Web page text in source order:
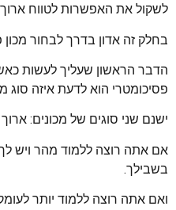
לשקול את האפשרות לטווח
בחלק זה אדון בדרך לבחור מכון
הדבר הראשון שעליך לעשות
פסיכומטרי הוא לדעת איזה סוג
ישנם שני סוגים של מכונים:
אם אתה רוצה ללמוד מהר ויש
בשבילך.
ואם אתה רוצה ללמוד יותר